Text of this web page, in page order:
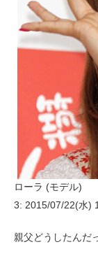
ローラ (モデル)
3: 2015/07/22(水)
親父どうしたんだ